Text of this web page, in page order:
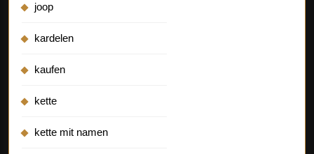
joop
kardelen
kaufen
kette
kette mit namen